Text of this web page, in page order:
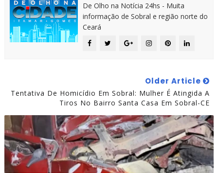
De Olho na Notícia 24hs - Muita
informação de Sobral e região norte do
Ceará
Older Article
Tentativa De Homicídio Em Sobral: Mulher É Atingida A
Tiros No Bairro Santa Casa Em Sobral-CE